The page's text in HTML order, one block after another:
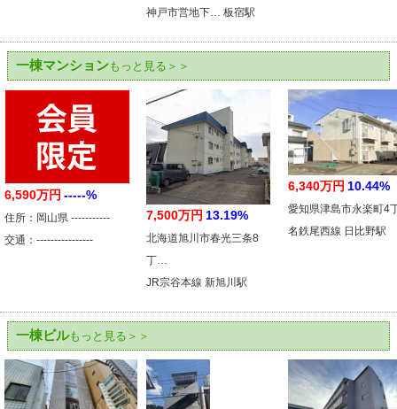
神戸市営地下… 板宿駅
一棟マンションもっと見る＞＞
6,590万円 -----%
住所：岡山県 -----------
交通：----------------
7,500万円 13.19%
北海道旭川市春光三条8
丁…
JR宗谷本線 新旭川駅
6,340万円 10.44%
愛知県津島市永楽町4
名鉄尾西線 日比野駅
一棟ビルもっと見る＞＞